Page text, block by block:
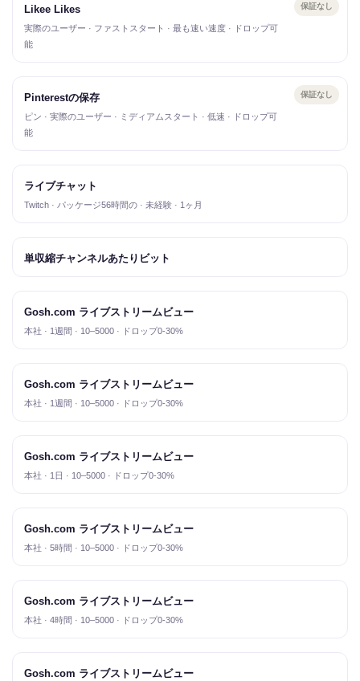
保証なし
Likee Likes
実際のユーザー · ファストスタート · 最も速い速度 · ドロップ可
能
保証なし
Pinterestの保存
ピン · 実際のユーザー · ミディアムスタート · 低速 · ドロップ可
能
ライブチャット
Twitch · パッケージ56時間の · 未経験 · 1ヶ月
単収縮チャンネルあたりビット
Gosh.com ライブストリームビュー
本社 · 1週間 · 10–5000 · ドロップ0-30%
Gosh.com ライブストリームビュー
本社 · 1週間 · 10–5000 · ドロップ0-30%
Gosh.com ライブストリームビュー
本社 · 1日 · 10–5000 · ドロップ0-30%
Gosh.com ライブストリームビュー
本社 · 5時間 · 10–5000 · ドロップ0-30%
Gosh.com ライブストリームビュー
本社 · 4時間 · 10–5000 · ドロップ0-30%
Gosh.com ライブストリームビュー